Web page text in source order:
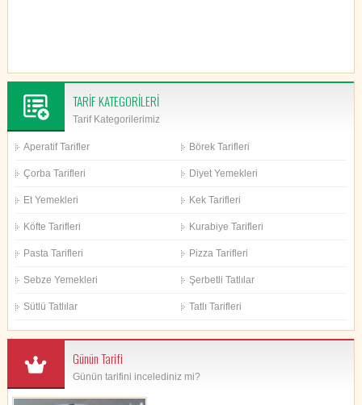
TARİF KATEGORİLERİ
Tarif Kategorilerimiz
Aperatif Tarifler Börek Tarifleri
Çorba Tarifleri Diyet Yemekleri
Et Yemekleri Kek Tarifleri
Köfte Tarifleri Kurabiye Tarifleri
Pasta Tarifleri Pizza Tarifleri
Sebze Yemekleri Şerbetli Tatlılar
Sütlü Tatlılar Tatlı Tarifleri
Günün Tarifi
Günün tarifini incelediniz mi?